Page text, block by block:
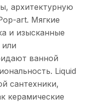
архитектурную
art. Мягкие
и изысканные
ванной
Liquid
сантехники,
керамические